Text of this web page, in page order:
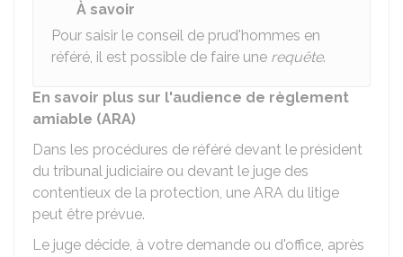
À savoir
Pour saisir le conseil de prud'hommes en
référé, il est possible de faire une requête.
En savoir plus sur l'audience de règlement
amiable (ARA)
Dans les procédures de référé devant le président
du tribunal judiciaire ou devant le juge des
contentieux de la protection, une ARA du litige
peut être prévue.
Le juge décide, à votre demande ou d'office, après